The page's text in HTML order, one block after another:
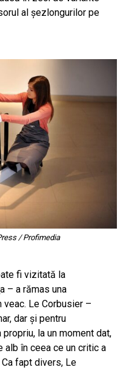
al șezlongurilor pe
/ Profimedia
fi vizitată la
– a rămas una
Le Corbusier –
dar şi pentru
la un moment dat,
în ceea ce un critic a
Ca fapt divers, Le